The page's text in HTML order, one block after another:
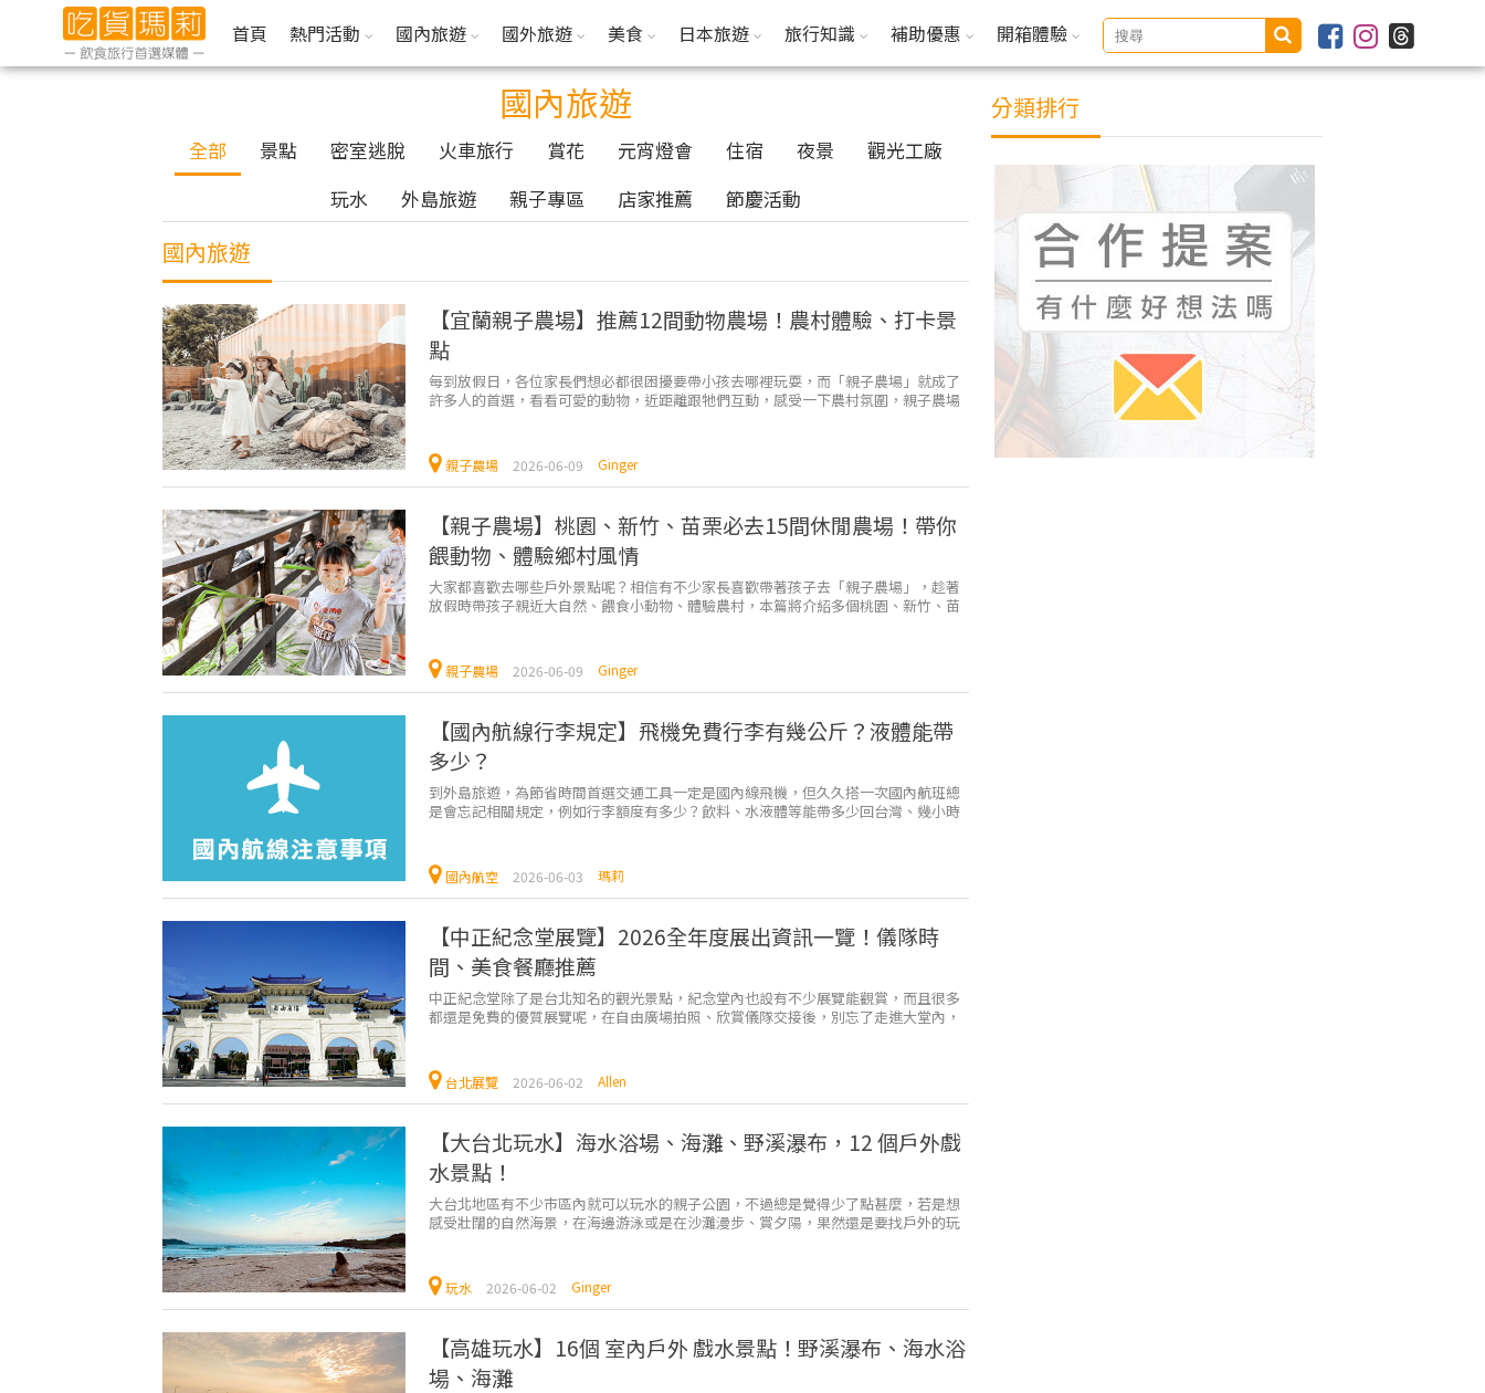
首頁 熱門活動 國內旅遊 國外旅遊 美食 日本旅遊 旅行知識 補助優惠 開箱體驗
分類排行
國內旅遊
全部 景點 密室逃脫 火車旅行 賞花 元宵燈會 住宿 夜景
觀光工廠
玩水
外島旅遊 親子專區 店家推薦 節慶活動
國內旅遊
【宜蘭親子農場】推薦12間動物農場！農村體驗、打卡景
點
每到放假日，各位家長們想必都很困擾要帶小孩去哪裡玩耍，而「親子農場」就成了
許多人的首選，看看可愛的動物，近距離跟牠們互動，感受一下農村氛圍，親子農場
親子農場 2026-06-09 Ginger
【親子農場】桃園、新竹、苗栗必去15間休閒農場！帶你
餵動物、體驗鄉村風情
大家都喜歡去哪些戶外景點呢？相信有不少家長喜歡帶著孩子去「親子農場」，趁著
放假時帶孩子親近大自然、餵食小動物、體驗農村，本篇將介紹多個桃園、新竹、苗
親子農場 2026-06-09 Ginger
【國內航線行李規定】飛機免費行李有幾公斤？液體能帶
多少？
到外島旅遊，為節省時間首選交通工具一定是國內線飛機，但久久搭一次國內航班總
是會忘記相關規定，例如行李額度有多少？飲料、水液體等能帶多少回台灣、幾小時
國內航空 2026-06-03 瑪莉
【中正紀念堂展覽】2026全年度展出資訊一覽！儀隊時
間、美食餐廳推薦
中正紀念堂除了是台北知名的觀光景點，紀念堂內也設有不少展覽能觀賞，而且很多
都還是免費的優質展覽呢，在自由廣場拍照、欣賞儀隊交接後，別忘了走進大堂內，
台北展覽 2026-06-02 Allen
【大台北玩水】海水浴場、海灘、野溪瀑布，12 個戶外戲
水景點！
大台北地區有不少市區內就可以玩水的親子公園，不過總是覺得少了點甚麼，若是想
感受壯闊的自然海景，在海邊游泳或是在沙灘漫步、賞夕陽，果然還是要找戶外的玩
玩水 2026-06-02 Ginger
【高雄玩水】16個 室內戶外 戲水景點！野溪瀑布、海水浴
場、海灘